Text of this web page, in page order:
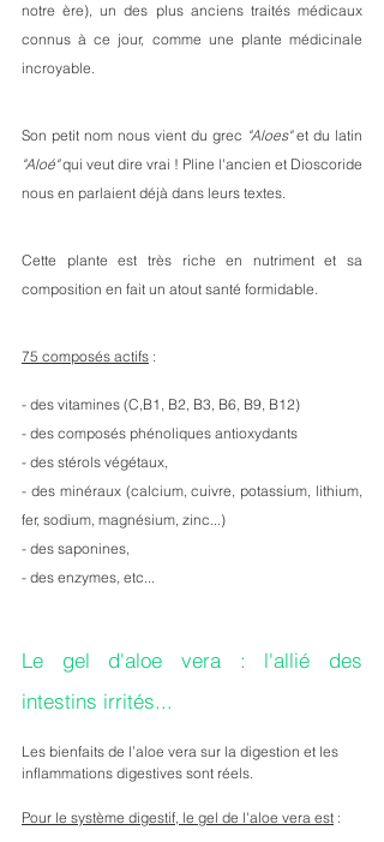
notre ère), un des plus anciens traités médicaux
connus à ce jour, comme une plante médicinale
incroyable.
Son petit nom nous vient du grec "Aloes"
"Aloé" qui veut dire vrai ! Pline l'ancien et Dioscoride
nous en parlaient déjà dans leurs textes.
Cette plante est très riche en nutriment et sa
composition en fait un atout santé formidable.
75 composés actifs :
- des vitamines (C,B1, B2, B3, B6, B9, B12)
- des composés phénoliques antioxydants
- des stérols végétaux,
- des minéraux (calcium, cuivre, potassium, lithium,
fer, sodium, magnésium, zinc...)
- des saponines,
- des enzymes, etc...
Le gel d'aloe vera : l'allié des
intestins irrités...
Les bienfaits de l’aloe vera sur la digestion et les
inflammations digestives sont réels.
Pour le système digestif, le gel de l'aloe vera est :